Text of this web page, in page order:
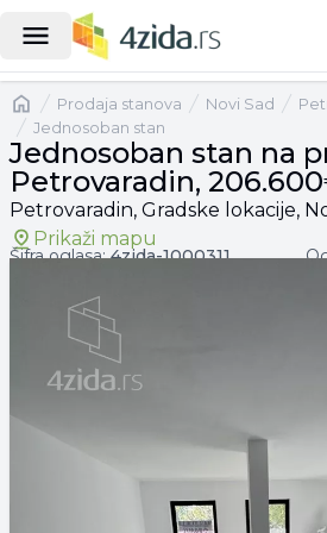
|
Naslovnaprodaja stanova Novi Sad
Jednosoban stan
Jednosoban stan na
Petrovaradin,
Petrovaradin, Gradske lokacije,
Prikaži mapu
Šifra oglasa:4zida-1000311